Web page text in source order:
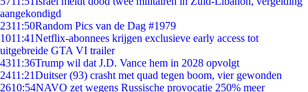
aangekondigd
2311:50Random Pics van de Dag #1979
1011:41Netflix-abonnees krijgen exclusieve early access tot
uitgebreide GTA VI trailer
4311:36Trump wil dat J.D. Vance hem in 2028 opvolgt
2411:21Duitser (93) crasht met quad tegen boom, vier gewonden
2610:54NAVO zet wegens Russische provocatie 250% meer